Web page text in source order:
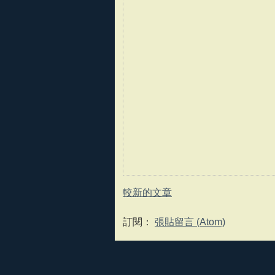
較新的文章
訂閱： 張貼留言 (Atom)